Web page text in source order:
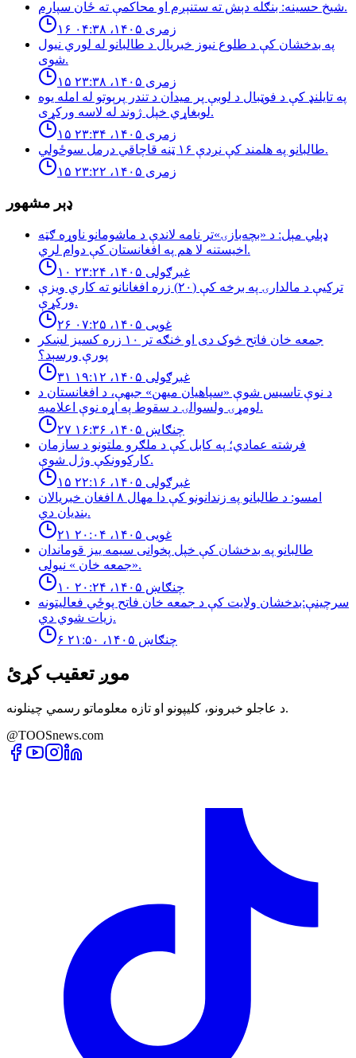
شيخ حسينه: بنګله دېش ته ستنېږم او محاكمې ته ځان سپارم.
۱۶ زمری ۱۴۰۵، ۰۴:۳۸
په بدخشان كې د طلوع نيوز خبريال د طالبانو له لوري نيول
شوى.
۱۵ زمری ۱۴۰۵، ۲۳:۳۸
په تایلنډ کې د فوټبال د لوبې پر میدان د تندر پرېوتو له امله یوه
لوبغاړي خپل ژوند له لاسه ورکړی.
۱۵ زمری ۱۴۰۵، ۲۳:۳۴
طالبانو په هلمند كې نږدې ۱۶ ټنه قاچاقي درمل سوځولي.
۱۵ زمری ۱۴۰۵، ۲۳:۲۲
ډېر مشهور
ډېلي مېل: د «بچه‌بازۍ»تر نامه لاندې د ماشومانو ناوړه ګټه
اخیستنه لا هم په افغانستان کې دوام لري.
۱۰ غبرګولی ۱۴۰۵، ۲۳:۲۴
تركيې د مالدارۍ په برخه كې (٢٠) زره افغانانو ته كاري ويزې
وركړې.
۲۶ غویی ۱۴۰۵، ۰۷:۲۵
جمعه خان فاتح څوک دی او څنګه تر ۱۰ زره کسیز لښکر
پورې ورسېد؟
۳۱ غبرګولی ۱۴۰۵، ۱۹:۱۲
د نوې تاسیس شوې «سپاهیان میهن» جبهې، د افغانستان د
لومړۍ ولسوالۍ د سقوط په اړه نوې اعلامیه.
۲۷ چنګاښ ۱۴۰۵، ۱۶:۳۶
فرشته عمادي؛ په کابل کې د ملګرو ملتونو د سازمان
کارکوونکې وژل شوې.
۱۵ غبرګولی ۱۴۰۵، ۲۲:۱۶
امسو: د طالبانو په زندانونو كې دا مهال ٨ افغان خبريالان
بنديان دي.
۲۱ غویی ۱۴۰۵، ۲۰:۰۴
طالبانو په بدخشان كې خپل پخوانى سيمه ييز قوماندان
«جمعه خان » نيولى.
۱۰ چنګاښ ۱۴۰۵، ۲۰:۲۴
سرچینې:بدخشان ولایت کې د جمعه خان فاتح پوځي فعالیتونه
زیات شوي دي.
۶ چنګاښ ۱۴۰۵، ۲۱:۵۰
موږ تعقیب کړئ
د عاجلو خبرونو، کلیپونو او تازه معلوماتو رسمي چینلونه.
@TOOSnews.com